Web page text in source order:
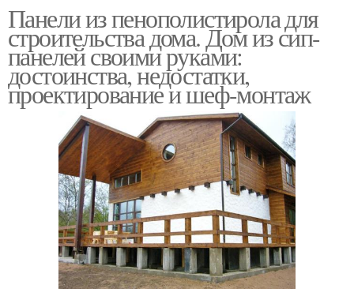
Панели из пенополистирола для
строительства дома. Дом из сип-
панелей своими руками:
достоинства, недостатки,
проектирование и шеф-монтаж